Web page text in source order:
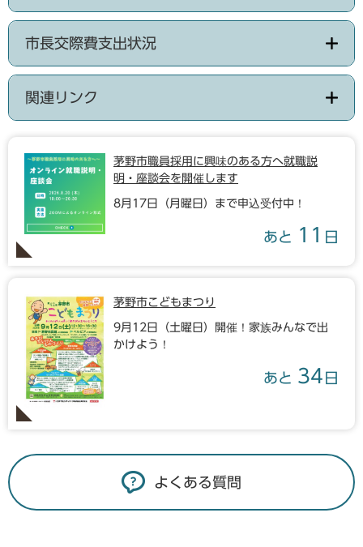
市長交際費支出状況
関連リンク
茅野市職員採用に興味のある方へ就職説
明・座談会を開催します
8月17日（月曜日）まで申込受付中！
あと 11 日
茅野市こどもまつり
9月12日（土曜日）開催！家族みんなで出
かけよう！
あと 34 日
よくある質問